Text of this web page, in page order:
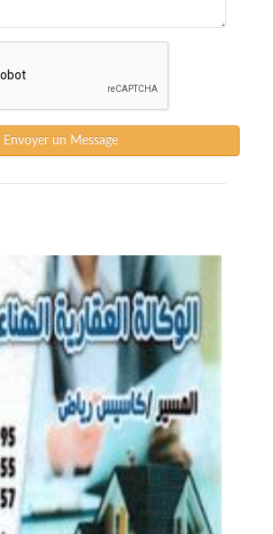
Envoyer un Message